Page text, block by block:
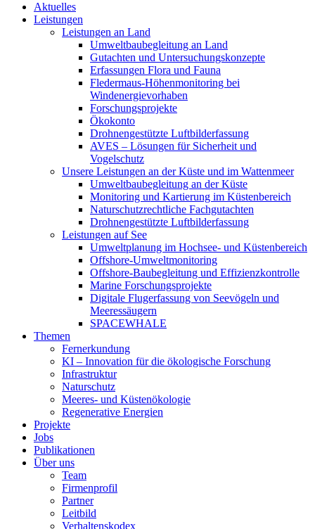
Aktuelles
Leistungen
Leistungen an Land
Umweltbaubegleitung an Land
Gutachten und Untersuchungskonzepte
Erfassungen Flora und Fauna
Fledermaus-Höhenmonitoring bei
Windenergievorhaben
Forschungsprojekte
Ökokonto
Drohnengestützte Luftbilderfassung
AVES – Lösungen für Sicherheit und
Vogelschutz
Unsere Leistungen an der Küste und im Wattenmeer
Umweltbaubegleitung an der Küste
Monitoring und Kartierung im Küstenbereich
Naturschutzrechtliche Fachgutachten
Drohnengestützte Luftbilderfassung
Leistungen auf See
Umweltplanung im Hochsee- und Küstenbereich
Offshore-Umweltmonitoring
Offshore-Baubegleitung und Effizienzkontrolle
Marine Forschungsprojekte
Digitale Flugerfassung von Seevögeln und
Meeressäugern
SPACEWHALE
Themen
Fernerkundung
KI – Innovation für die ökologische Forschung
Infrastruktur
Naturschutz
Meeres- und Küstenökologie
Regenerative Energien
Projekte
Jobs
Publikationen
Über uns
Team
Firmenprofil
Partner
Leitbild
Verhaltenskodex